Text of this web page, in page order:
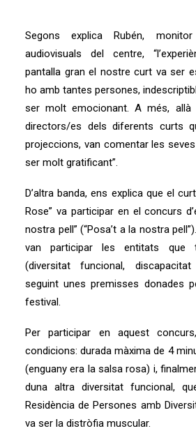
Segons explica Rubén,
audiovisuals del centre,
pantalla gran el nostre curt va ser
ho amb tantes persones,
ser molt emocionant. A més, allà
directors/es dels diferents curts
projeccions, van comentar les
ser molt gratificant”.
D’altra banda, ens explica que el
Rose” va participar en el concurs
nostra pell” (“Posa’t a la nostra
van participar les entitats que
(diversitat funcional,
seguint unes premisses donades
festival.
Per participar en aquest
condicions: durada màxima de 4
(enguany era la salsa rosa) i,
duna altra diversitat funcional,
Residència de Persones amb
va ser la distròfia muscular.